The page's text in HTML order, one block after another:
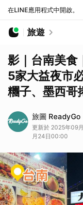
在LINE應用程式中開啟。
旅遊
影｜台南美食
5家大益夜市
糰子、墨西哥
旅圖 ReadyGo
更新於 2025年09
月24日00:00